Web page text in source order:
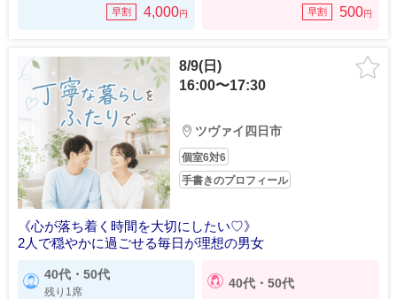
早割 4,000円 早割 500円
8/9(日)
16:00〜17:30
ツヴァイ四日市
個室6対6
手書きのプロフィール
《心が落ち着く時間を大切にしたい♡》
2人で穏やかに過ごせる毎日が理想の男女
40代・50代
残り1席
40代・50代